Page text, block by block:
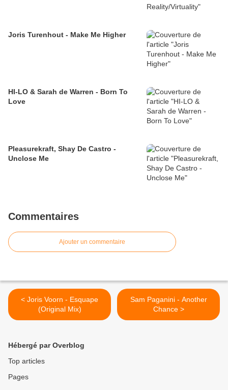
Joris Turenhout - Make Me Higher
HI-LO & Sarah de Warren - Born To
Love
Pleasurekraft, Shay De Castro -
Unclose Me
Commentaires
Ajouter un commentaire
< Joris Voorn - Esquape
(Original Mix)
Sam Paganini - Another
Chance >
Hébergé par Overblog
Top articles
Pages